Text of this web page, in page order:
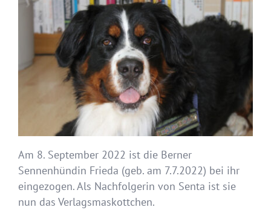
Am 8. September 2022 ist die Berner
Sennenhündin Frieda (geb. am 7.7.2022) bei ihr
eingezogen. Als Nachfolgerin von Senta ist sie
nun das Verlagsmaskottchen.